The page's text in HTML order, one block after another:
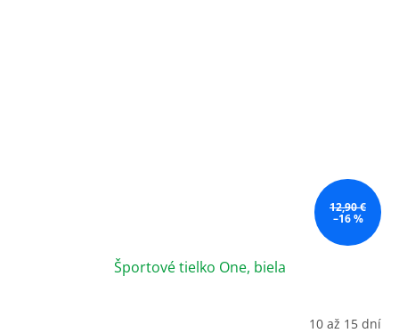
12,90 €
–16 %
Športové tielko One, biela
10 až 15 dní